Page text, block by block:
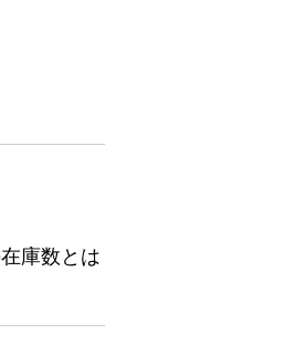
庫数とは